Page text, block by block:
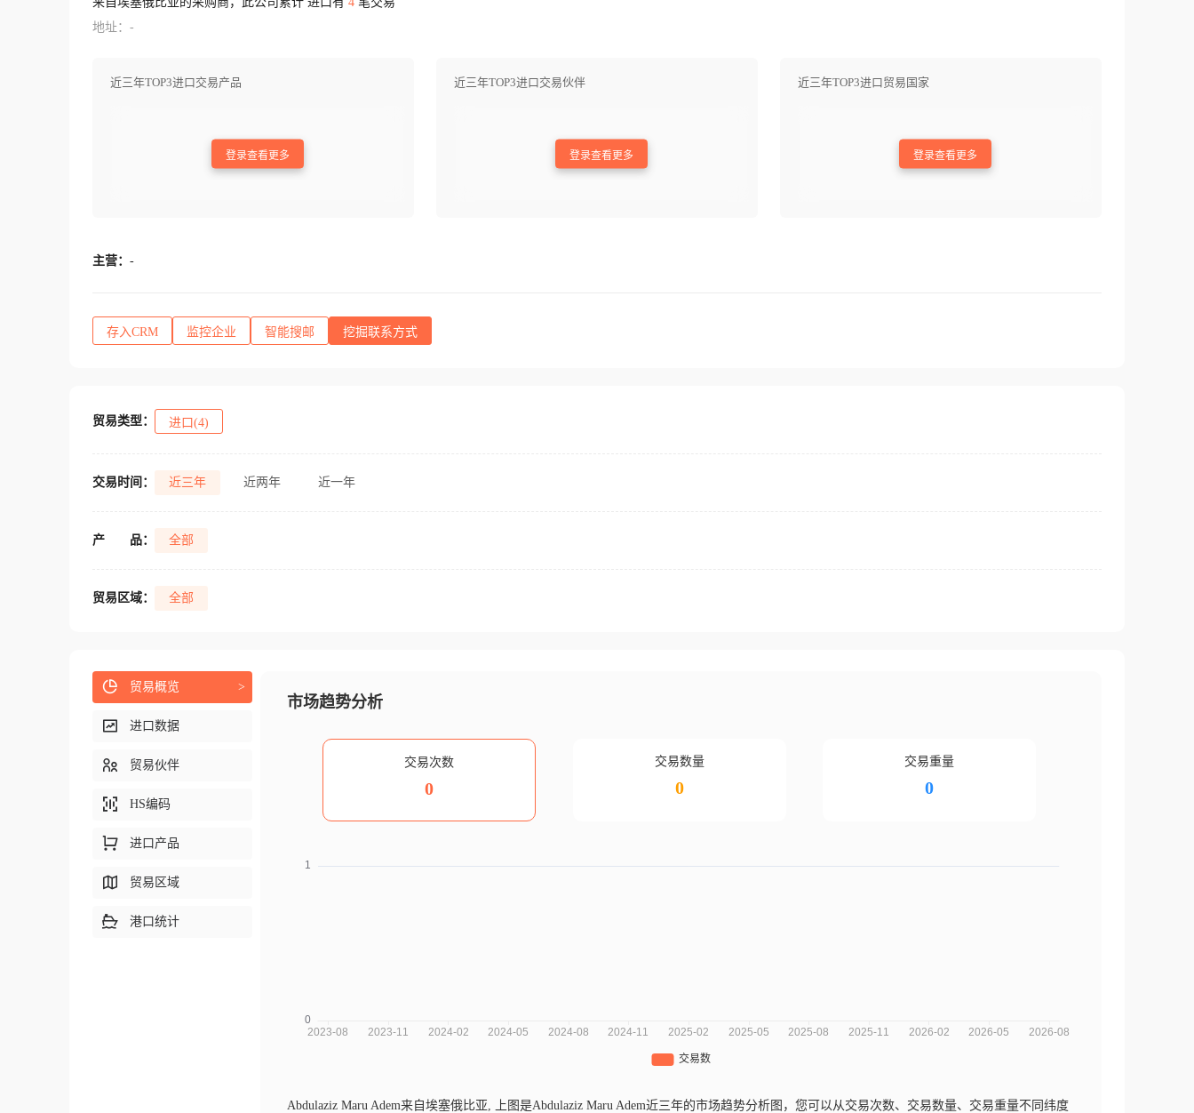
地址：-
近三年TOP3进口交易产品
登录查看更多
近三年TOP3进口交易伙伴
登录查看更多
近三年TOP3进口贸易国家
登录查看更多
主营： -
存入CRM 监控企业 智能搜邮 挖掘联系方式
贸易类型： 进口(4)
交易时间： 近三年 近两年 近一年
产 品： 全部
贸易区域： 全部
市场趋势分析
交易次数
0
交易数量
0
交易重量
0
Abdulaziz Maru Adem来自埃塞俄比亚,
上图是Abdulaziz Maru Adem近三年的市场趋势分析图，您可以从交易次数、交易数量、交易重量不同纬度
贸易概览 >
进口数据
贸易伙伴
HS编码
进口产品
贸易区域
港口统计